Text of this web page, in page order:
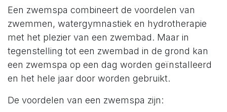
Een zwemspa combineert de voordelen van
zwemmen, watergymnastiek en hydrotherapie
met het plezier van een zwembad. Maar in
tegenstelling tot een zwembad in de grond kan
een zwemspa op een dag worden geïnstalleerd
en het hele jaar door worden gebruikt.
De voordelen van een zwemspa zijn: